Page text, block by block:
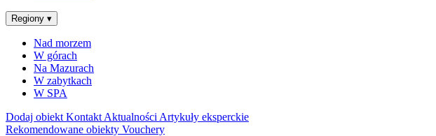
Regiony ▾
Nad morzem
W górach
Na Mazurach
W zabytkach
W SPA
Dodaj obiekt Kontakt Aktualności Artykuły eksperckie
Rekomendowane obiekty Vouchery